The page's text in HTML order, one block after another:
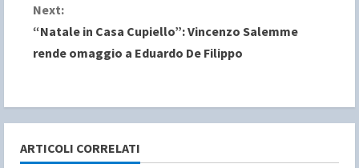
t
i
u
e
Next:
“Natale in Casa Cupiello”: Vincenzo Salemme
rende omaggio a Eduardo De Filippo
ARTICOLI CORRELATI